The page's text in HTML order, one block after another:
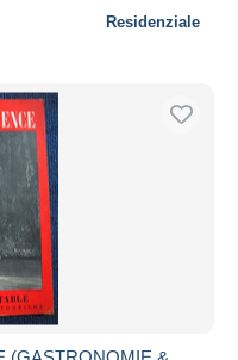
Residenziale